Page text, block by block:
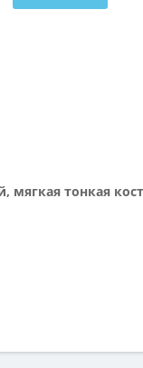
мягкая тонкая